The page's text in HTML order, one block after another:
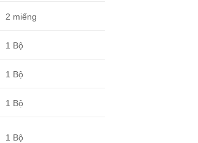
2 miếng
1 Bộ
1 Bộ
1 Bộ
1 Bộ